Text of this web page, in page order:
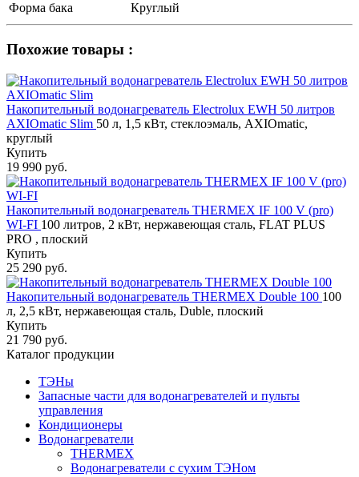
Форма бака
Круглый
Похожие товары :
Накопительный водонагреватель Electrolux EWH 50 литров
AXIOmatic Slim 50 л, 1,5 кВт, стеклоэмаль, AXIOmatic,
круглый
Купить
19 990 руб.
Накопительный водонагреватель THERMEX IF 100 V (pro)
WI-FI 100 литров, 2 кВт, нержавеющая сталь, FLAT PLUS
PRO , плоский
Купить
25 290 руб.
Накопительный водонагреватель THERMEX Double 100 100
л, 2,5 кВт, нержавеющая сталь, Duble, плоский
Купить
21 790 руб.
Каталог продукции
ТЭНы
Запасные части для водонагревателей и пульты
управления
Кондиционеры
Водонагреватели
THERMEX
Водонагреватели с сухим ТЭНом